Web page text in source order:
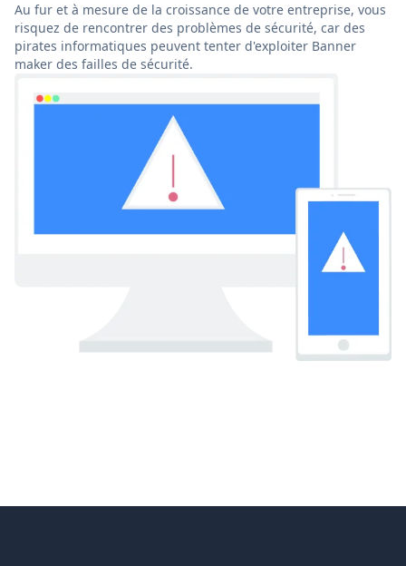
Au fur et à mesure de la croissance de votre entreprise, vous
risquez de rencontrer des problèmes de sécurité, car des
pirates informatiques peuvent tenter d'exploiter Banner
maker des failles de sécurité.